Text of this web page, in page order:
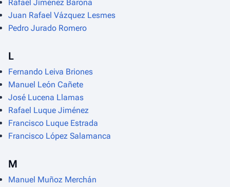
Rafael Jiménez Barona
Juan Rafael Vázquez Lesmes
Pedro Jurado Romero
L
Fernando Leiva Briones
Manuel León Cañete
José Lucena Llamas
Rafael Luque Jiménez
Francisco Luque Estrada
Francisco López Salamanca
M
Manuel Muñoz Merchán